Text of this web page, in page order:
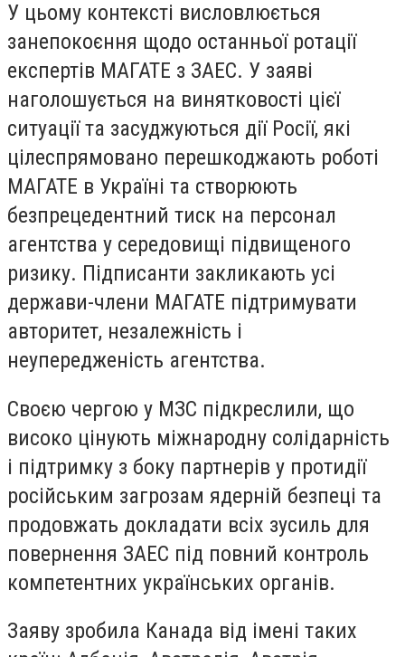
У цьому контексті висловлюється
занепокоєння щодо останньої ротації
експертів МАГАТЕ з ЗАЕС. У заяві
наголошується на винятковості цієї
ситуації та засуджуються дії Росії, які
цілеспрямовано перешкоджають роботі
МАГАТЕ в Україні та створюють
безпрецедентний тиск на персонал
агентства у середовищі підвищеного
ризику. Підписанти закликають усі
держави-члени МАГАТЕ підтримувати
авторитет, незалежність і
неупередженість агентства.
Своєю чергою у МЗС підкреслили, що
високо цінують міжнародну солідарність
і підтримку з боку партнерів у протидії
російським загрозам ядерній безпеці та
продовжать докладати всіх зусиль для
повернення ЗАЕС під повний контроль
компетентних українських органів.
Заяву зробила Канада від імені таких